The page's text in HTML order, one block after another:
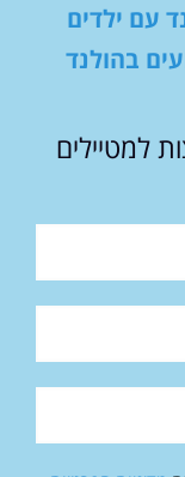
עם ילדים
בהולנד
למטיילים